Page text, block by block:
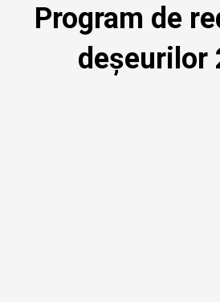
Program de
deșeurilor